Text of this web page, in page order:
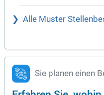
Alle Muster
Sie planen einen